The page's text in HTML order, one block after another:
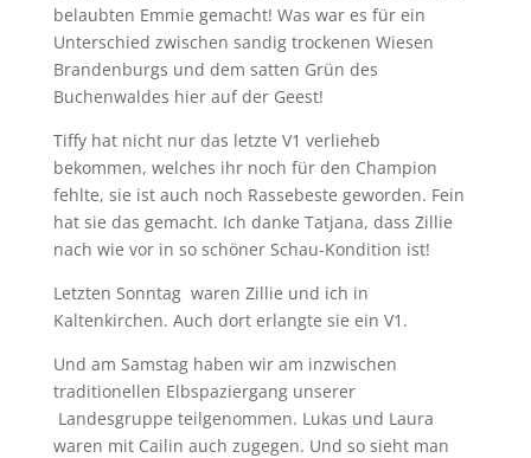
belaubten Emmie gemacht! Was war es für ein
Unterschied zwischen sandig trockenen Wiesen
Brandenburgs und dem satten Grün des
Buchenwaldes hier auf der Geest!
Tiffy hat nicht nur das letzte V1 verlieheb
bekommen, welches ihr noch für den Champion
fehlte, sie ist auch noch Rassebeste geworden. Fein
hat sie das gemacht. Ich danke Tatjana, dass Zillie
nach wie vor in so schöner Schau-Kondition ist!
Letzten Sonntag waren Zillie und ich in
Kaltenkirchen. Auch dort erlangte sie ein V1.
Und am Samstag haben wir am inzwischen
traditionellen Elbspaziergang unserer
Landesgruppe teilgenommen. Lukas und Laura
waren mit Cailin auch zugegen. Und so sieht man